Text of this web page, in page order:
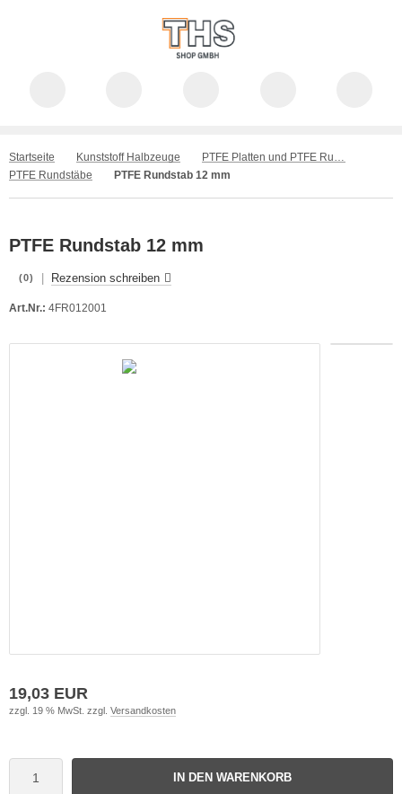
Startseite Kunststoff Halbzeuge
PTFE Platten und PTFE Rundstäbe
PTFE Rundstäbe
PTFE Rundstab 12 mm
PTFE Rundstab 12 mm
(0) Rezension schreiben
Art.Nr.: 4FR012001
19,03 EUR
zzgl. 19 % MwSt. zzgl. Versandkosten
IN DEN WARENKORB